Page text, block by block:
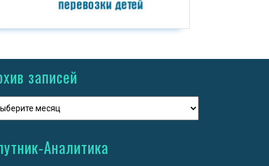
записей
Аналитика